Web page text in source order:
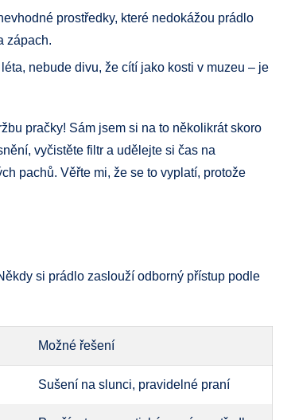
prostředky, které nedokážou prádlo
zápach.
nebude divu, že cítí jako kosti v muzeu – je
pračky! Sám jsem si na to několikrát skoro
vyčistěte filtr a udělejte si čas na
pachů. Věřte mi, že se to vyplatí, protože
si prádlo zaslouží odborný přístup podle
Možné řešení
Sušení na slunci, pravidelné praní